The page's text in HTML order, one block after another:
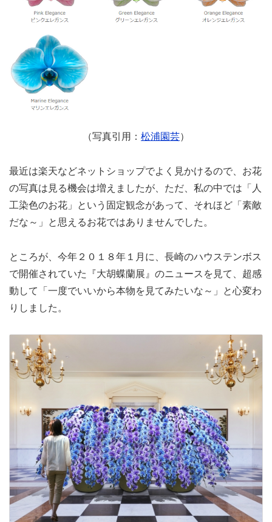
（写真引用： 松浦園芸）
最近は楽天などネットショップでよく見かけるので、お花
の写真は見る機会は増えましたが、ただ、私の中では「人
工染色のお花」という固定観念があって、それほど「素敵
だな～」と思えるお花ではありませんでした。
ところが、今年２０１８年１月に、長崎のハウステンボス
で開催されていた『大胡蝶蘭展』のニュースを見て、超感
動して「一度でいいから本物を見てみたいな～」と心変わ
りしました。